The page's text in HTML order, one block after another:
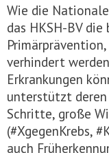
Wie die
das HKSH-BV
verhindert
Erkrankungen
unterstützt
Schritte, große
(#XgegenKrebs,
auch